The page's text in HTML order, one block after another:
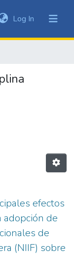
Log In (current)
efectos
de
de
(NIIF) sobre